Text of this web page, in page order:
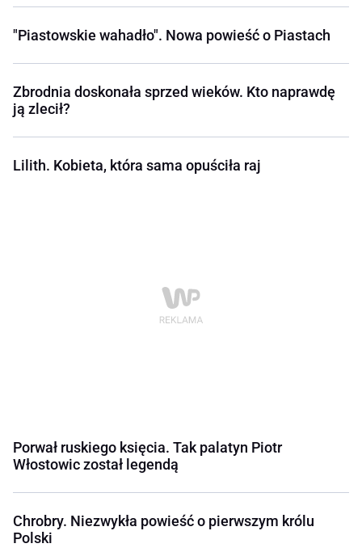
"Piastowskie wahadło". Nowa powieść o Piastach
Zbrodnia doskonała sprzed wieków. Kto naprawdę
ją zlecił?
Lilith. Kobieta, która sama opuściła raj
Porwał ruskiego księcia. Tak palatyn Piotr
Włostowic został legendą
Chrobry. Niezwykła powieść o pierwszym królu
Polski